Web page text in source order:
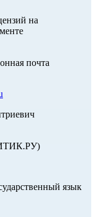
на
почта
язык